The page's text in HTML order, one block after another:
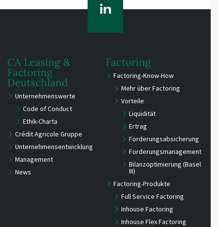
CA Leasing &
Factoring
Deutschland
Unternehmenswerte
Code of Conduct
Ethik-Charta
Crédit Agricole Gruppe
Unternehmensentwicklung
Management
News
Factoring
Factoring-Know-How
Mehr über Factoring
Vorteile
Liquidität
Ertrag
Forderungsabsicherung
Forderungsmanagement
Bilanzoptimierung (Basel
III)
Factoring-Produkte
Full Service Factoring
Inhouse Factoring
Inhouse Flex Factoring